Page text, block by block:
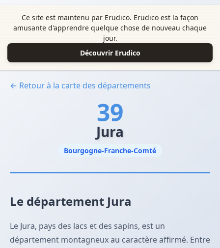
Ce site est maintenu par Erudico. Erudico est la façon
amusante d'apprendre quelque chose de nouveau chaque
jour.
Découvrir Erudico
← Retour à la carte des départements
39
Jura
Bourgogne-Franche-Comté
Le département Jura
Le Jura, pays des lacs et des sapins, est un
département montagneux au caractère affirmé. Entre